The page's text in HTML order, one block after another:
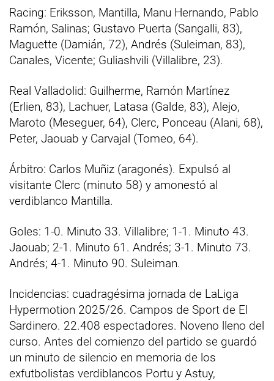
Racing: Eriksson, Mantilla, Manu Hernando, Pablo
Ramón, Salinas; Gustavo Puerta (Sangalli, 83),
Maguette (Damián, 72), Andrés (Suleiman, 83),
Canales, Vicente; Guliashvili (Villalibre, 23).
Real Valladolid: Guilherme, Ramón Martínez
(Erlien, 83), Lachuer, Latasa (Galde, 83), Alejo,
Maroto (Meseguer, 64), Clerc, Ponceau (Alani, 68),
Peter, Jaouab y Carvajal (Tomeo, 64).
Árbitro: Carlos Muñiz (aragonés). Expulsó al
visitante Clerc (minuto 58) y amonestó al
verdiblanco Mantilla.
Goles: 1-0. Minuto 33. Villalibre; 1-1. Minuto 43.
Jaouab; 2-1. Minuto 61. Andrés; 3-1. Minuto 73.
Andrés; 4-1. Minuto 90. Suleiman.
Incidencias: cuadragésima jornada de LaLiga
Hypermotion 2025/26. Campos de Sport de El
Sardinero. 22.408 espectadores. Noveno lleno del
curso. Antes del comienzo del partido se guardó
un minuto de silencio en memoria de los
exfutbolistas verdiblancos Portu y Astuy,